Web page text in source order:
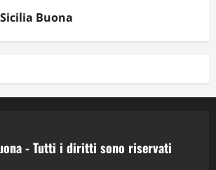
Buona
- Tutti i diritti sono riservati